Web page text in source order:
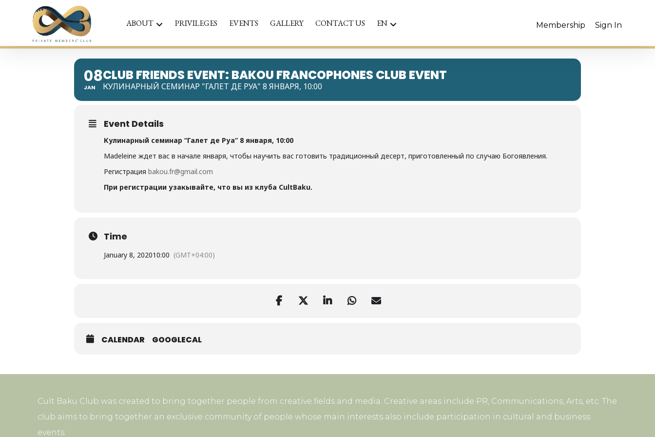
ABOUT PRIVILEGES EVENTS GALLERY CONTACT US EN Sign In
Membership
08
JAN
CLUB FRIENDS EVENT: BAKOU FRANCOPHONES CLUB EVENT
КУЛИНАРНЫЙ СЕМИНАР "ГАЛЕТ ДЕ РУА" 8 ЯНВАРЯ, 10:00
Event Details
Кулинарный семинар “Галет де Руа” 8 января, 10:00
Madeleine ждет вас в начале января, чтобы научить вас готовить традиционный десерт, приготовленный по случаю Богоявления.
Регистрация bakou.fr@gmail.com
При регистрации узакывайте, что вы из клуба CultBaku.
Time
January 8, 202010:00 (GMT+04:00)
CALENDAR GOOGLECAL
Cult Baku Club was created to bring together people from creative fields and media. Creative areas include PR, Communications, Arts, etc. The
club aims to bring together an exclusive community of people whose main interests also include participation in cultural and business
events.